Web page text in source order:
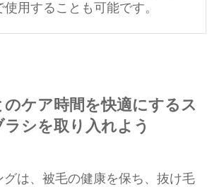
使用することも可能です。
のケア時間を快適にするス
シを取り入れよう
は、被毛の健康を保ち、抜け毛